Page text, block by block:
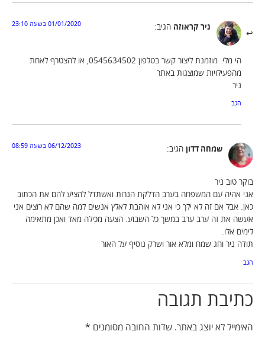
ניר קראוזה הגיב: 01/01/2020 בשעה 23:10
הי מלי. מוזמנת ליצור קשר בטלפון 0545634502, או להצטרף לאחת
מהפעילויות שמוצגות באתר
ניר
הגב
שמחה דדון הגיב: 06/12/2023 בשעה 08:59
בוקר טוב ניר
אני אהיה עם המשפחה בערב הדלקת הנרות ואשתדל להציע להם את הכתוב
כאן. אבל אם זה לא ילך כי אני לא אוהבת לאלץ אנשים למה שהם לא רוצים אני
אעשה את זה ערב ערב במשך כל השבוע. הצעה מכילה מאד ואכן מתאימה
לימים אלו.
תודה ניר וחג שמח ומלא אור ושרק נוסיף על האור
הגב
כתיבת תגובה
האימייל לא יוצג באתר. שדות החובה מסומנים *